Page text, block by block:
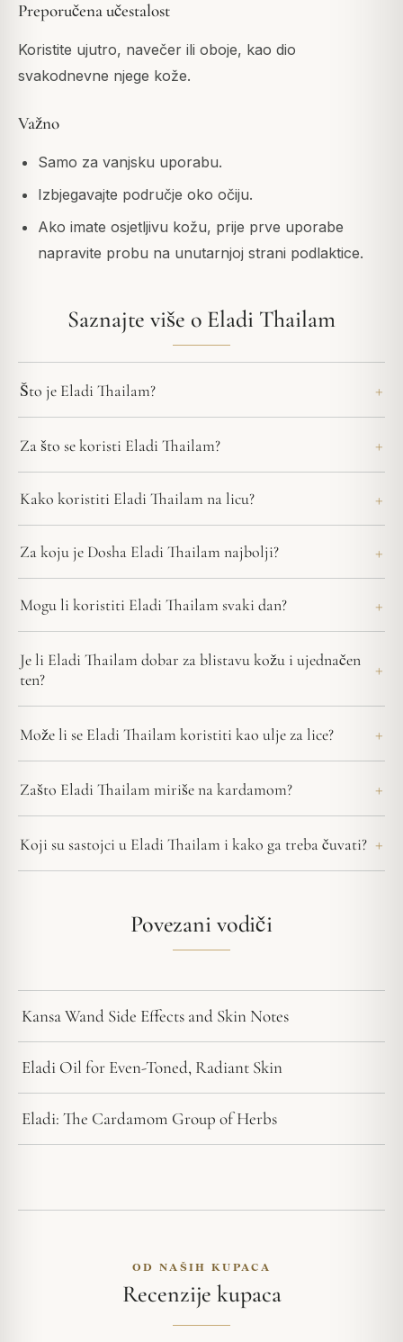
Preporučena učestalost
Koristite ujutro, navečer ili oboje, kao dio
svakodnevne njege kože.
Važno
Samo za vanjsku uporabu.
Izbjegavajte područje oko očiju.
Ako imate osjetljivu kožu, prije prve uporabe
napravite probu na unutarnjoj strani podlaktice.
Saznajte više o Eladi Thailam
Što je Eladi Thailam?
Za što se koristi Eladi Thailam?
Kako koristiti Eladi Thailam na licu?
Za koju je Dosha Eladi Thailam najbolji?
Mogu li koristiti Eladi Thailam svaki dan?
Je li Eladi Thailam dobar za blistavu kožu i ujednačen
ten?
Može li se Eladi Thailam koristiti kao ulje za lice?
Zašto Eladi Thailam miriše na kardamom?
Koji su sastojci u Eladi Thailam i kako ga treba čuvati?
Povezani vodiči
Kansa Wand Side Effects and Skin Notes
Eladi Oil for Even-Toned, Radiant Skin
Eladi: The Cardamom Group of Herbs
OD NAŠIH KUPACA
Recenzije kupaca